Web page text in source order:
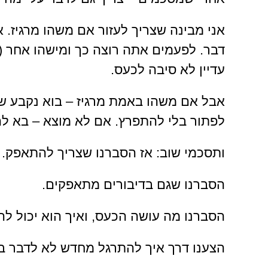
אני מבינה שצריך לעזור אם משהו
דבר. לפעמים אתה רוצה כך ומישהו
עדיין לא סיבה לכעס.
אבל אם משהו באמת מרגיז – בוא נקבע
לפתור בלי להתפרץ. אם לא מוצא – בא
ותסכמי שוב: אז הסברנו שצריך להתאפק.
הסברנו שגם בדיבורים מתאפקים.
הסברנו מה עושה הכעס, ואיך הוא יכול
הצענו דרך איך להתרגל מחדש לא לדבר